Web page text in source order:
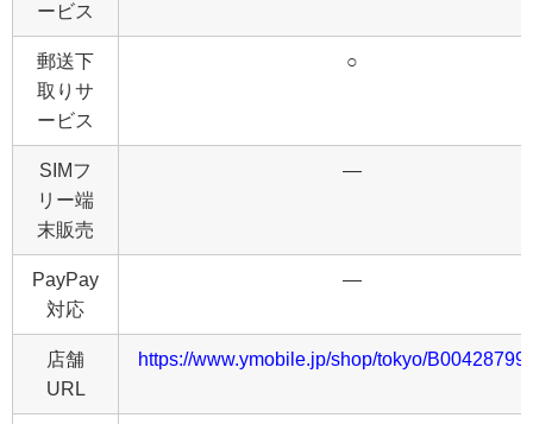
ービス
郵送下
取りサ
ービス
○
SIMフ
リー端
末販売
―
PayPay
対応
―
店舗
URL
https://www.ymobile.jp/shop/tokyo/